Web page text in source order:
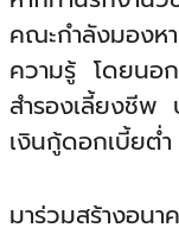
คณะกำลังมองห
ความรู้ โดยนอ
สำรองเลี้ยงชีพ
เงินกู้ดอกเบี้ยต่
มาร่วมสร้างอน